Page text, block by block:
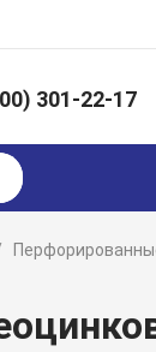
301-22-17